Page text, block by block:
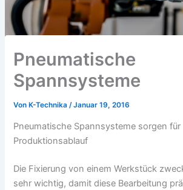
Pneumatische
Spannsysteme
VonK-Technika /Januar 19, 2016
Pneumatische Spannsysteme sorgen
Produktionsablauf
Die Fixierung von einem Werkstück
sehr wichtig, damit diese Bearbeitung